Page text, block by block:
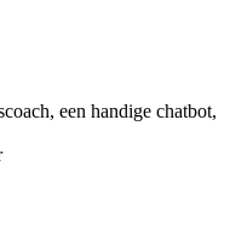
een handige chatbot,